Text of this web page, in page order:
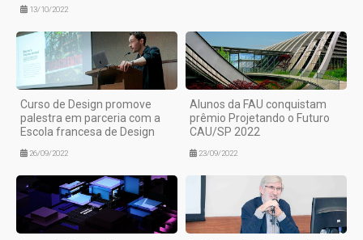
13/10/2022
Curso de Design promove
palestra em parceria com a
Escola francesa de Design
26/09/2022
Alunos da FAU conquistam
prêmio Projetando o Futuro
CAU/SP 2022
23/09/2022